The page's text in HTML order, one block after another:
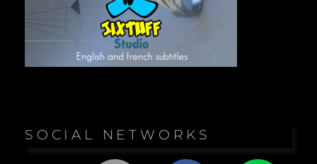
SOCIAL NETWORKS